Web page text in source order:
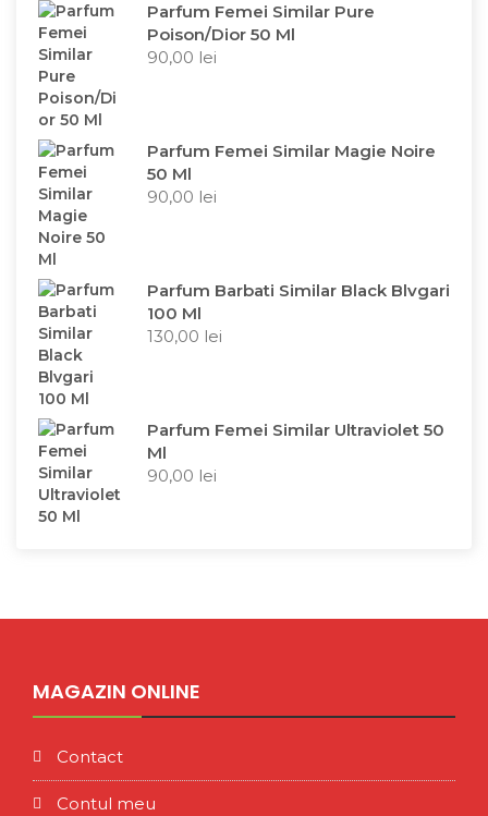
Parfum Femei Similar Pure
Poison/Dior 50 Ml
90,00 lei
Parfum Femei Similar Magie Noire
50 Ml
90,00 lei
Parfum Barbati Similar Black Blvgari
100 Ml
130,00 lei
Parfum Femei Similar Ultraviolet 50
Ml
90,00 lei
MAGAZIN ONLINE
Contact
Contul meu